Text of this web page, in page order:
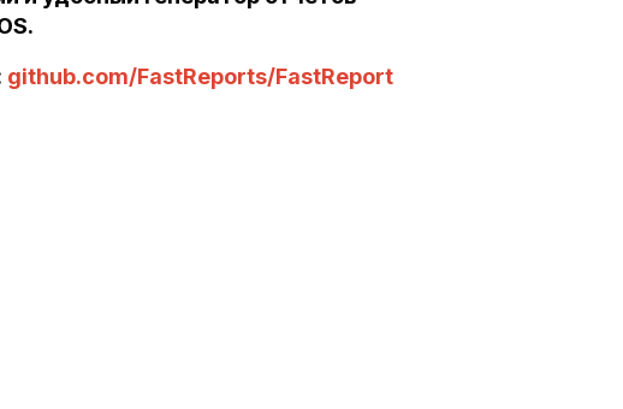
github.com/FastReports/FastReport